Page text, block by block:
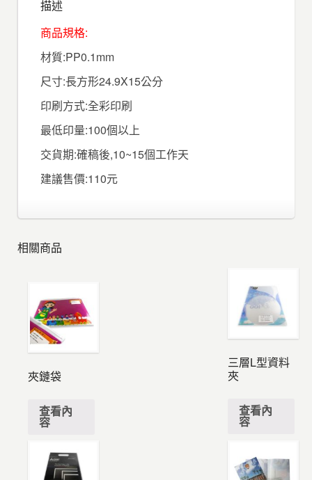
描述
商品規格:
材質:PP0.1mm
尺寸:長方形24.9X15公分
印刷方式:全彩印刷
最低印量:100個以上
交貨期:確稿後,10~15個工作天
建議售價:110元
相關商品
夾鏈袋
查看內
容
三層L型資料
夾
查看內
容